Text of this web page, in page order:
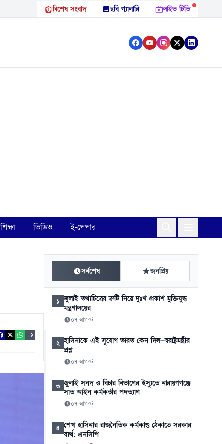
বিশেষ সংবাদ ছবি গ্যালারি লাইভ টিভি
শিক্ষা ভিডিও ই-পেপার
সর্বশেষ জনপ্রিয়
১ জুলাই তথ্যচিত্রের ত্রুটি নিয়ে দুঃখ প্রকাশ মুক্তিযুদ্ধ
মন্ত্রণালয়ের
০৭ আগস্ট
২ হাসিনাকে এই সুযোগ ভারত কেন দিল—স্বরাষ্ট্রমন্ত্রীর
প্রশ্ন
০৭ আগস্ট
৩ জুলাই সনদ ও বিচার বিভাগের ইস্যুতে নারায়ণগঞ্জে
সাত আইন কর্মকর্তার পদত্যাগ
০৭ আগস্ট
৪ শেখ হাসিনার রাজনৈতিক কর্মকাণ্ড ঠেকাতে সরকার
ব্যর্থ: এনসিপি